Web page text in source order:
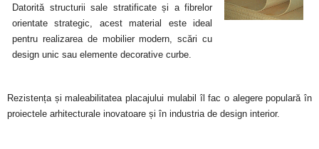
Datorită structurii sale stratificate și a fibrelor
orientate strategic, acest material este ideal
pentru realizarea de mobilier modern, scări cu
design unic sau elemente decorative curbe.
Rezistența și maleabilitatea placajului mulabil îl fac o alegere populară în
proiectele arhitecturale inovatoare și în industria de design interior.